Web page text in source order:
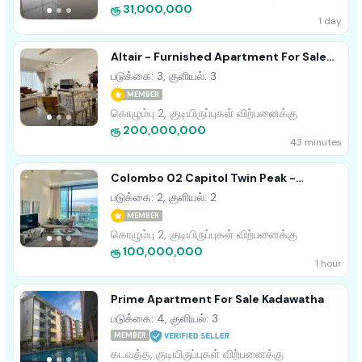
ரூ 31,000,000
1 day
Altair - Furnished Apartment For Sale
A36008
படுக்கை: 3, குளியல்: 3
MEMBER
கொழும்பு 2, குடியிருப்புகள் விற்பனைக்கு
ரூ 200,000,000
43 minutes
Colombo 02 Capitol Twin Peak -
Unfurnished Apartment For Sale
A40915
படுக்கை: 2, குளியல்: 2
MEMBER
கொழும்பு 2, குடியிருப்புகள் விற்பனைக்கு
ரூ 100,000,000
1 hour
Prime Apartment For Sale Kadawatha
படுக்கை: 4, குளியல்: 3
MEMBER
கடவத்த, குடியிருப்புகள் விற்பனைக்கு